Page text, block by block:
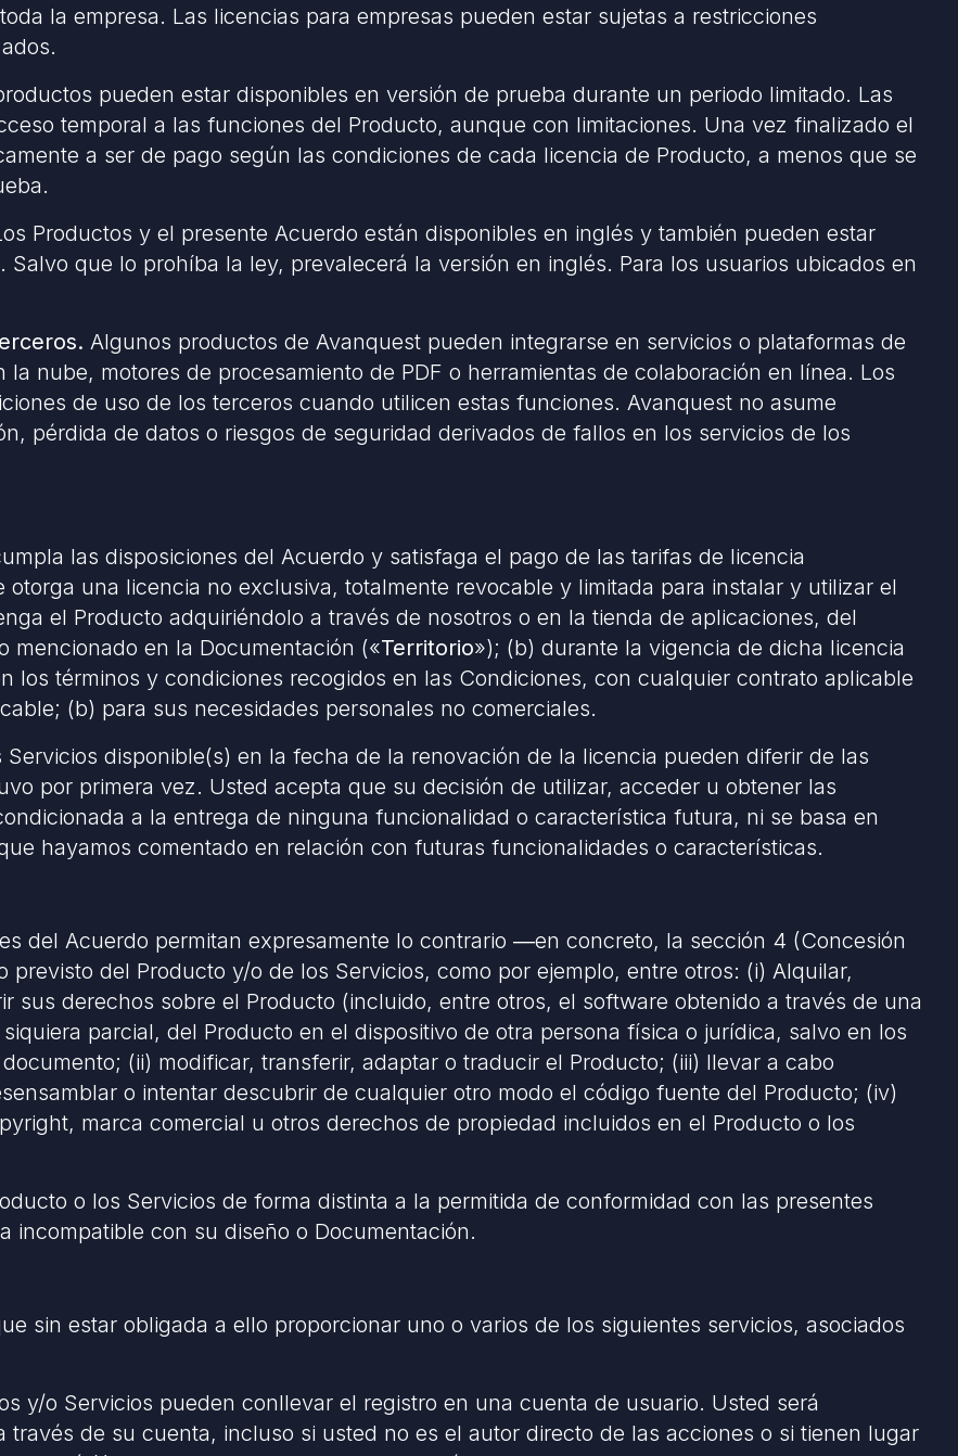
la empresa. Las licencias para empresas pueden estar sujetas a restricciones
pueden estar disponibles en versión de prueba durante un periodo limitado. Las
temporal a las funciones del Producto, aunque con limitaciones. Una vez finalizado el
a ser de pago según las condiciones de cada licencia de Producto, a menos que se
Productos y el presente Acuerdo están disponibles en inglés y también pueden estar
que lo prohíba la ley, prevalecerá la versión en inglés. Para los usuarios ubicados en
Algunos productos de Avanquest pueden integrarse en servicios o plataformas de
nube, motores de procesamiento de PDF o herramientas de colaboración en línea. Los
de uso de los terceros cuando utilicen estas funciones. Avanquest no asume
pérdida de datos o riesgos de seguridad derivados de fallos en los servicios de los
las disposiciones del Acuerdo y satisfaga el pago de las tarifas de licencia
una licencia no exclusiva, totalmente revocable y limitada para instalar y utilizar el
el Producto adquiriéndolo a través de nosotros o en la tienda de aplicaciones, del
mencionado en la Documentación («Territorio»); (b) durante la vigencia de dicha licencia
los términos y condiciones recogidos en las Condiciones, con cualquier contrato aplicable
(b) para sus necesidades personales no comerciales.
disponible(s) en la fecha de la renovación de la licencia pueden diferir de las
por primera vez. Usted acepta que su decisión de utilizar, acceder u obtener las
a la entrega de ninguna funcionalidad o característica futura, ni se basa en
hayamos comentado en relación con futuras funcionalidades o características.
del Acuerdo permitan expresamente lo contrario ―en concreto, la sección 4 (Concesión
previsto del Producto y/o de los Servicios, como por ejemplo, entre otros: (i) Alquilar,
sus derechos sobre el Producto (incluido, entre otros, el software obtenido a través de una
parcial, del Producto en el dispositivo de otra persona física o jurídica, salvo en los
(ii) modificar, transferir, adaptar o traducir el Producto; (iii) llevar a cabo
o intentar descubrir de cualquier otro modo el código fuente del Producto; (iv)
marca comercial u otros derechos de propiedad incluidos en el Producto o los
o los Servicios de forma distinta a la permitida de conformidad con las presentes
incompatible con su diseño o Documentación.
sin estar obligada a ello proporcionar uno o varios de los siguientes servicios, asociados
y/o Servicios pueden conllevar el registro en una cuenta de usuario. Usted será
de su cuenta, incluso si usted no es el autor directo de las acciones o si tienen lugar